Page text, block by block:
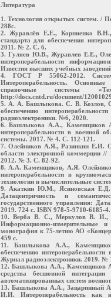
Литература
1. Технология открытых систем. /
288с.
2. Журавлёв Е.Е., Корниенко
стандарта для обеспечения
2011. № 2. С. 6.
3. Гуляев Ю.В., Журавлев Е.Е.,
интероперабельности
Известия высших учебных
4. ГОСТ Р 55062-2012.
Интероперабельность.
справочные системы
http://docs.cntd.ru/document/
5. А. А. Башлыкова. С. В. Козлов,
обеспечению
радиоэлектроники. №6, 2020.
6. Башлыкова А.А., Каменщиков
интероперабельности в военной
системы. 2017. № 4. С. 112-121.
7. Олейников А.Я., Разинкин Е.И.
области электронной коммерции
2012. № 3. С. 82-92.
8. А.А. Каменщиков, А.Я.
интероперабельности в
технологии и вычислительные
9. Акаткин Ю.М., Ясиновская Е.Д.
Датацентричность и
государственного управления:
2019. 724 с. ISBN 978-5-9710-6185-4.
10. Верба В. С., Меркулов В.
Информационно-измерительные
монография к 75-летию АО
459 с.
11. Башлыкова А.А.,
обеспечению
Журнал радиоэлектроники. 2019. №
12. Башлыкова А.А., Каменщиков
средства бесшовной
автоматизированных систем
13. Башлыкова А.А., Зацаринный
И.И. Интероперабельность как